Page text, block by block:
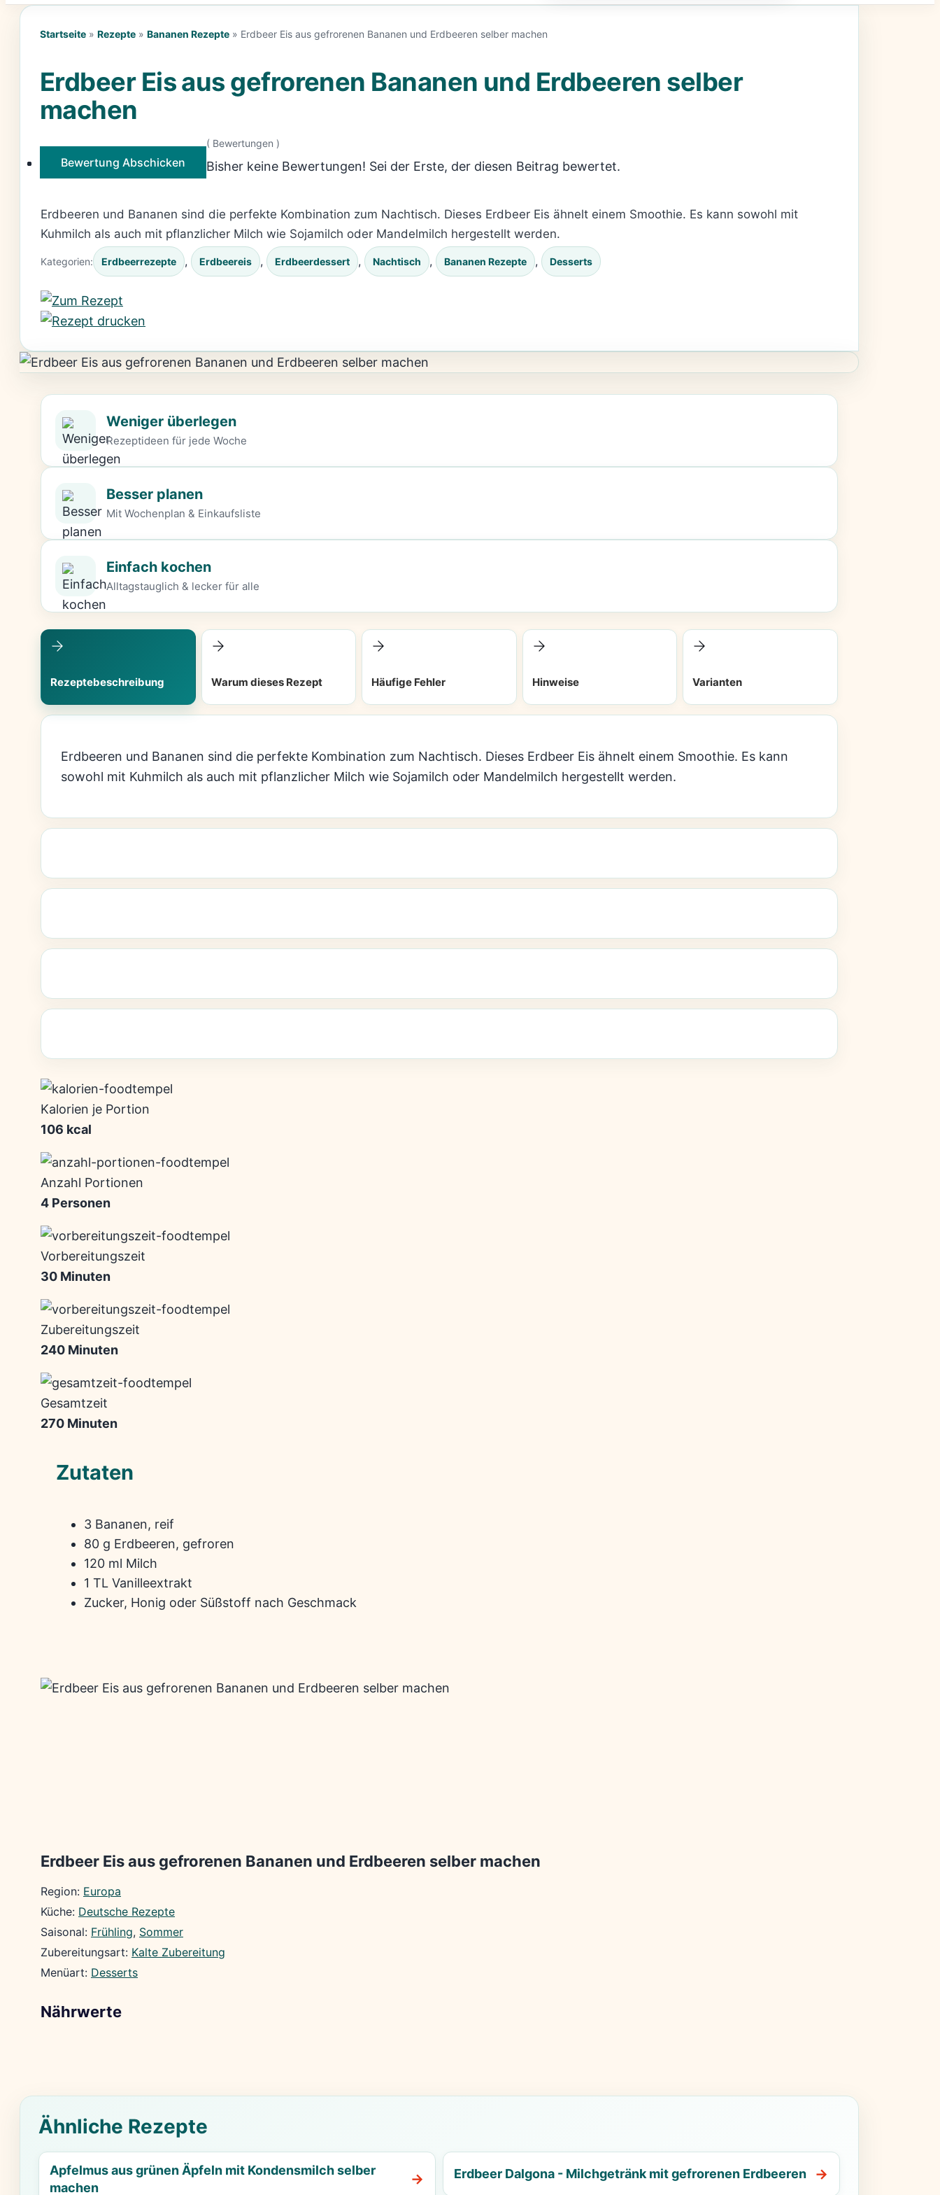
Startseite » Rezepte » Bananen Rezepte » Erdbeer Eis aus gefrorenen Bananen und Erdbeeren selber machen
Erdbeer Eis aus gefrorenen Bananen und Erdbeeren selber
machen
Bewertung Abschicken
( Bewertungen )
Bisher keine Bewertungen! Sei der Erste, der diesen Beitrag bewertet.
Erdbeeren und Bananen sind die perfekte Kombination zum Nachtisch. Dieses Erdbeer Eis ähnelt einem Smoothie. Es kann sowohl mit
Kuhmilch als auch mit pflanzlicher Milch wie Sojamilch oder Mandelmilch hergestellt werden.
Kategorien: Erdbeerrezepte , Erdbeereis , Erdbeerdessert , Nachtisch , Bananen Rezepte , Desserts
Weniger überlegen
Rezeptideen für jede Woche
Besser planen
Mit Wochenplan & Einkaufsliste
Einfach kochen
Alltagstauglich & lecker für alle
Rezeptebeschreibung Warum dieses Rezept Häufige Fehler Hinweise Varianten
Erdbeeren und Bananen sind die perfekte Kombination zum Nachtisch. Dieses Erdbeer Eis ähnelt einem Smoothie. Es kann
sowohl mit Kuhmilch als auch mit pflanzlicher Milch wie Sojamilch oder Mandelmilch hergestellt werden.
Kalorien je Portion
106 kcal
Anzahl Portionen
4 Personen
Vorbereitungszeit
30 Minuten
Zubereitungszeit
240 Minuten
Gesamtzeit
270 Minuten
Zutaten
3 Bananen, reif
80 g Erdbeeren, gefroren
120 ml Milch
1 TL Vanilleextrakt
Zucker, Honig oder Süßstoff nach Geschmack
Erdbeer Eis aus gefrorenen Bananen und Erdbeeren selber machen
Region: Europa
Küche: Deutsche Rezepte
Saisonal: Frühling, Sommer
Zubereitungsart: Kalte Zubereitung
Menüart: Desserts
Nährwerte
Ähnliche Rezepte
Apfelmus aus grünen Äpfeln mit Kondensmilch selber
machen
Erdbeer Dalgona - Milchgetränk mit gefrorenen Erdbeeren